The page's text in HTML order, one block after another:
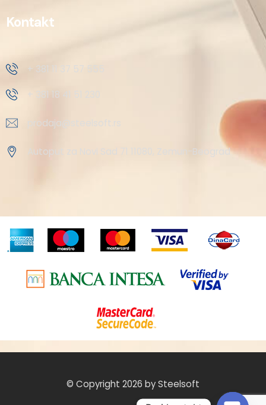
Kontakt
+ 381 11 37 57 555
+ 381 18 41 51 230
prodaja@steelsoft.rs
Autoput za Novi Sad 71 11080, Zemun-Beograd
© Copyright 2026 by Steelsoft